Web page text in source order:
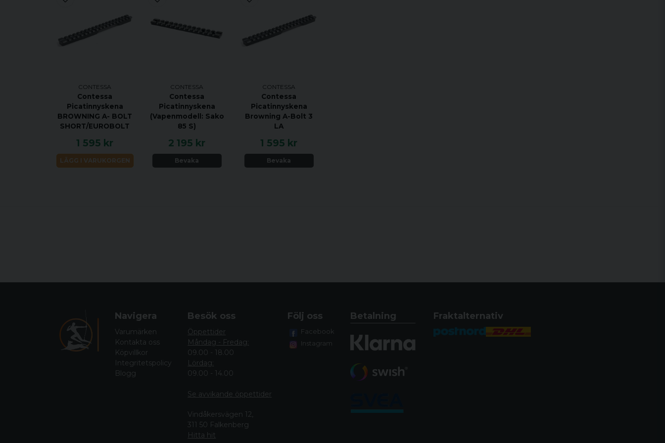
CONTESSA
Contessa
Picatinnyskena
BROWNING A- BOLT
SHORT/EUROBOLT
1 595 kr
LÄGG I VARUKORGEN
CONTESSA
Contessa
Picatinnyskena
(Vapenmodell: Sako
85 S)
2 195 kr
Bevaka
CONTESSA
Contessa
Picatinnyskena
Browning A-Bolt 3
LA
1 595 kr
Bevaka
Navigera
Varumärken
Kontakta oss
Köpvillkor
Integritetspolicy
Blogg
Besök oss
Öppettider
Måndag - Fredag:
09.00 - 18.00
Lördag:
09.00 - 14.00
Se avvikande öppettider
Vindåkersvägen 12,
311 50 Falkenberg
Hitta hit
Följ oss
Facebook
Instagram
Betalning Fraktalternativ